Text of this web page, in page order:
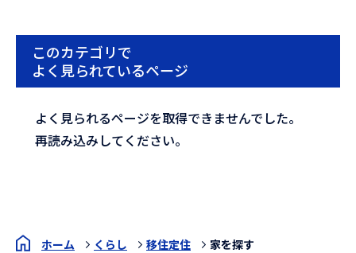
このカテゴリで
よく見られているページ
よく見られるページを取得できませんでした。
再読み込みしてください。
ホーム くらし 移住定住 家を探す